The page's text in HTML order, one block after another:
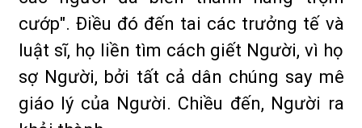
cướp". Ðiều đó đến tai các trưởng tế và
luật sĩ, họ liền tìm cách giết Người, vì họ
sợ Người, bởi tất cả dân chúng say mê
giáo lý của Người. Chiều đến, Người ra